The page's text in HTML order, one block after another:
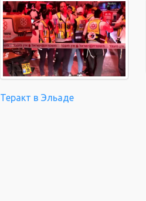
Теракт в Эльаде